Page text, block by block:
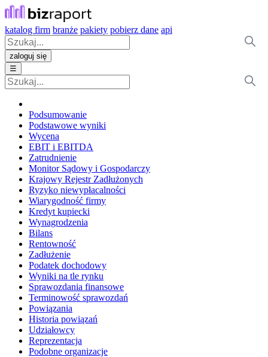
katalog firm branże pakiety pobierz dane api
zaloguj się
☰
Podsumowanie
Podstawowe wyniki
Wycena
EBIT i EBITDA
Zatrudnienie
Monitor Sądowy i Gospodarczy
Krajowy Rejestr Zadłużonych
Ryzyko niewypłacalności
Wiarygodność firmy
Kredyt kupiecki
Wynagrodzenia
Bilans
Rentowność
Zadłużenie
Podatek dochodowy
Wyniki na tle rynku
Sprawozdania finansowe
Terminowość sprawozdań
Powiązania
Historia powiązań
Udziałowcy
Reprezentacja
Podobne organizacje